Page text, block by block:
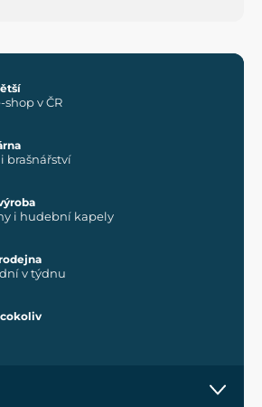
v ČR
brašnářství
i hudební kapely
v týdnu
cokoliv